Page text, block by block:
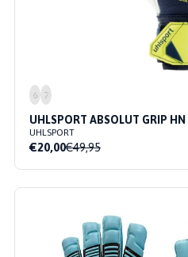
6 7
UHLSPORT ABSOLUT GRIP
UHLSPORT
€20,00€49,95